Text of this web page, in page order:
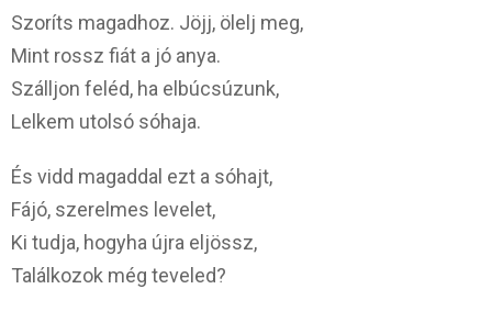
Szoríts magadhoz. Jöjj, ölelj meg,
Mint rossz fiát a jó anya.
Szálljon feléd, ha elbúcsúzunk,
Lelkem utolsó sóhaja.
És vidd magaddal ezt a sóhajt,
Fájó, szerelmes levelet,
Ki tudja, hogyha újra eljössz,
Találkozok még teveled?